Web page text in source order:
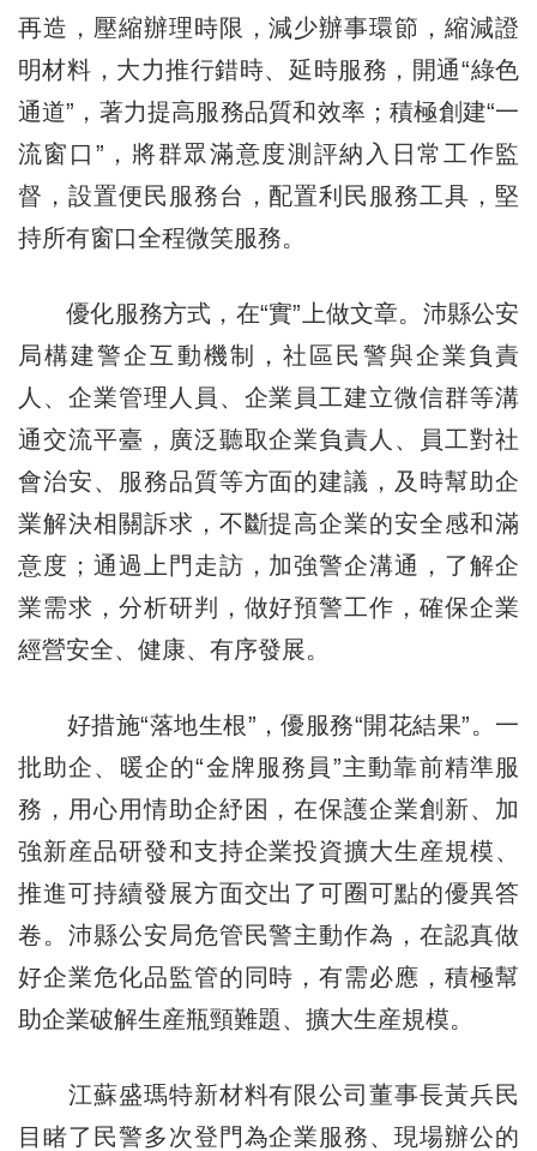
再造，壓縮辦理時限，減少辦事環節，縮減證
明材料，大力推行錯時、延時服務，開通“綠色
通道”，著力提高服務品質和效率；積極創建“一
流窗口”，將群眾滿意度測評納入日常工作監
督，設置便民服務台，配置利民服務工具，堅
持所有窗口全程微笑服務。
優化服務方式，在“實”上做文章。沛縣公安
局構建警企互動機制，社區民警與企業負責
人、企業管理人員、企業員工建立微信群等溝
通交流平臺，廣泛聽取企業負責人、員工對社
會治安、服務品質等方面的建議，及時幫助企
業解決相關訴求，不斷提高企業的安全感和滿
意度；通過上門走訪，加強警企溝通，了解企
業需求，分析研判，做好預警工作，確保企業
經營安全、健康、有序發展。
好措施“落地生根”，優服務“開花結果”。一
批助企、暖企的“金牌服務員”主動靠前精準服
務，用心用情助企紓困，在保護企業創新、加
強新産品研發和支持企業投資擴大生産規模、
推進可持續發展方面交出了可圈可點的優異答
卷。沛縣公安局危管民警主動作為，在認真做
好企業危化品監管的同時，有需必應，積極幫
助企業破解生産瓶頸難題、擴大生産規模。
江蘇盛瑪特新材料有限公司董事長黃兵民
目睹了民警多次登門為企業服務、現場辦公的